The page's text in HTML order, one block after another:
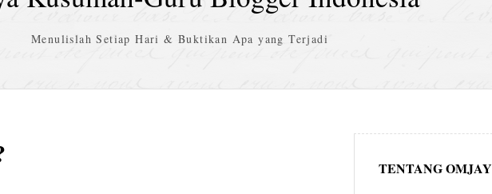
Menulislah Setiap Hari & Buktikan Apa yang Terjadi
TENTANG OMJAY